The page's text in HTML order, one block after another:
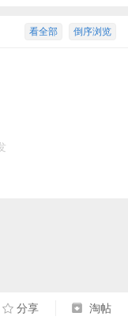
倒序浏览
看全部
分享 淘帖